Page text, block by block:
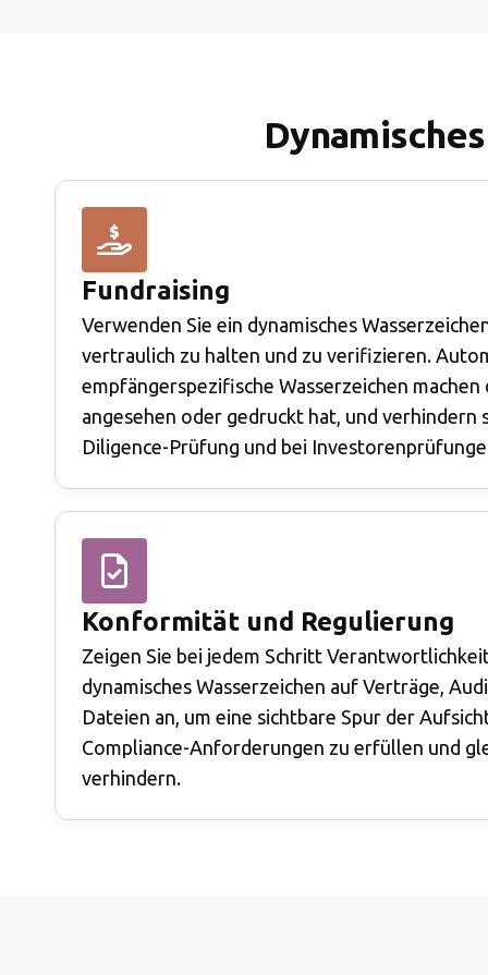
Fundraising
Verwenden Sie ein dynamisches
vertraulich zu halten und zu verifizieren.
empfängerspezifische Wasserzeichen
angesehen oder gedruckt hat, und verhindern
Diligence-Prüfung und bei
Konformität und Regulierung
Zeigen Sie bei jedem Schritt
dynamisches Wasserzeichen auf Verträge,
Dateien an, um eine sichtbare Spur der
Compliance-Anforderungen zu erfüllen und
verhindern.